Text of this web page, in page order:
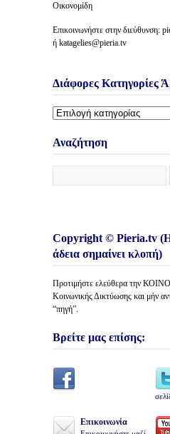
Οικονομίδη
Επικοινωνήστε στην διεύθυνση:
ή katagelies@pieria.tv
Διάφορες Κατηγορίες
Διάφορες
Άρθρων
Αναζήτηση
Copyright © Pieria.tv (Η
άδεια σημαίνει κλοπή)
Προτιμήστε ελεύθερα την
Κοινωνικής Δικτύωσης και μήν
“πηγή”.
Βρείτε μας επίσης:
Επικοινωνία